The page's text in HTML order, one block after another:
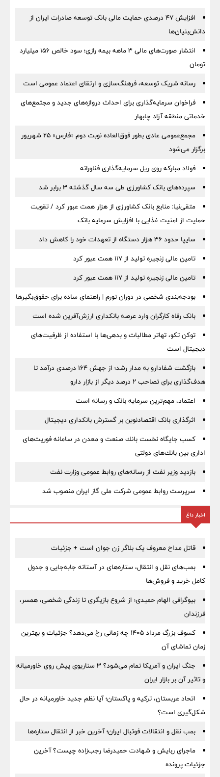
افزایش ۴۷ درصدی حمایت مالی بانک توسعه صادرات ایران از
دانش‌بنیان‌ها
انتشار صورت‌های مالی ۳ ماهه بیمه رازی؛ سود خالص ۱۵۶ میلیارد
تومان
رسانه شریک توسعه، فرهنگ‌سازی و ارتقای اعتماد عمومی است
فراخوان سرمایه‌گذاری برای احداث دروازه‌های جدید و مجتمع‌های
خدماتی منطقه آزاد چابهار
مجمع‌عمومی عادی بطور فوق‌العاده نوبت دوم «فارس» ۲۵ شهریور
برگزار می‌شود
فولاد مبارکه روی ریل سرمایه‌گذاری فناورانه
سپرده‌های بانک کشاورزی طی سه سال گذشته ۳ برابر شد
متقی‌نیا: منابع بانک کشاورزی از هزار همت عبور کرد / تقویت
حمایت از امنیت غذایی با افزایش سرمایه بانک
سایپا حدود ۳۶ هزار دستگاه از تعهدات خود را کاهش داد
تامین مالی زنجیره تولید از 117 همت عبور کرد
تامین مالی زنجیره تولید از 117 همت عبور کرد
بودجه‌بندی شخصی در دوران تورم | راهنمای ساده برای حقوق‌بگیرها
بانک رفاه کارگران وارد عرصه بانکداری ارزش‌آفرین شده است
توکن تکو، تهاتر مطالبات و بدهی‌ها با استفاده از ظرفیت‌های
دیجیتال است
بازگشت شفادارو به مدار رشد؛ از جهش ۱۶۴ درصدی درآمد تا
هدف‌گذاری برای تصاحب ۲ درصد دیگر از بازار دارو
اعتماد، مهم‌ترین سرمایه بانک و رسانه است
اثرگذاری بانک اقتصادنوین بر گسترش بانکداری دیجیتال
كسب جایگاه نخست بانك صنعت و معدن در سامانه فوریت‌های
اداری بین بانك‌های دولتی
بازدید وزیر نفت از رسانه‌های روابط عمومی وزارت نفت
سرپرست روابط عمومی شركت ملی گاز ایران منصوب شد
اخبار داغ
قاتل مداح معروف یک بلاگر زن جوان است + جزئیات
بمب‌های نقل و انتقال، ستاره‌های در آستانه جابه‌جایی و جدول
کامل خرید و فروش‌ها
بیوگرافی الهام حمیدی؛ از شروع بازیگری تا زندگی شخصی، همسر،
فرزندان
کسوف بزرگ مرداد ۱۴۰۵ چه زمانی رخ می‌دهد؟ جزئیات و بهترین
زمان تماشای آن
جنگ ایران و آمریکا تمام می‌شود؟ ۳ سناریوی پیش روی خاورمیانه
و تاثیر آن بر بازار ایران
اتحاد عربستان، ترکیه و پاکستان؛ آیا نظم جدید خاورمیانه در حال
شکل‌گیری است؟
بمب نقل‌ و انتقالات فوتبال ایران؛ آخرین خبر از انتقال ستاره‌ها
ماجرای ربایش و شهادت حمیدرضا رجب‌زاده چیست؟ آخرین
جزئیات پرونده